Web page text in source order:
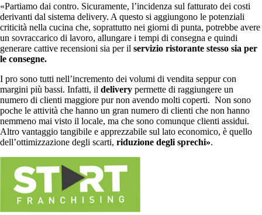
«Partiamo dai contro. Sicuramente, l’incidenza sul fatturato dei costi
derivanti dal sistema delivery. A questo si aggiungono le potenziali
criticità nella cucina che, soprattutto nei giorni di punta, potrebbe avere
un sovraccarico di lavoro, allungare i tempi di consegna e quindi
generare cattive recensioni sia per il servizio ristorante stesso sia per
le consegne.
I pro sono tutti nell’incremento dei volumi di vendita seppur con
margini più bassi. Infatti, il delivery permette di raggiungere un
numero di clienti maggiore pur non avendo molti coperti. Non sono
poche le attività che hanno un gran numero di clienti che non hanno
nemmeno mai visto il locale, ma che sono comunque clienti assidui.
Altro vantaggio tangibile e apprezzabile sul lato economico, è quello
dell’ottimizzazione degli scarti, riduzione degli sprechi».